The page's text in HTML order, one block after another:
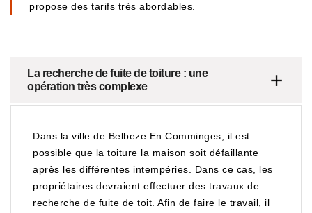
propose des tarifs très abordables.
La recherche de fuite de toiture : une
opération très complexe
Dans la ville de Belbeze En Comminges, il est
possible que la toiture la maison soit défaillante
après les différentes intempéries. Dans ce cas, les
propriétaires devraient effectuer des travaux de
recherche de fuite de toit. Afin de faire le travail, il